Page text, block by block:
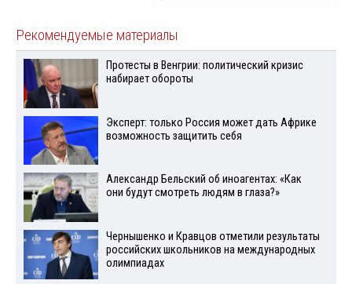
Рекомендуемые материалы
Протесты в Венгрии: политический кризис
набирает обороты
Эксперт: только Россия может дать Африке
возможность защитить себя
Александр Бельский об иноагентах: «Как
они будут смотреть людям в глаза?»
Чернышенко и Кравцов отметили результаты
российских школьников на международных
олимпиадах